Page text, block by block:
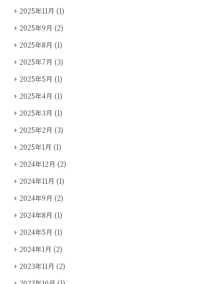
2025年11月 (1)
2025年9月 (2)
2025年8月 (1)
2025年7月 (3)
2025年5月 (1)
2025年4月 (1)
2025年3月 (1)
2025年2月 (3)
2025年1月 (1)
2024年12月 (2)
2024年11月 (1)
2024年9月 (2)
2024年8月 (1)
2024年5月 (1)
2024年1月 (2)
2023年11月 (2)